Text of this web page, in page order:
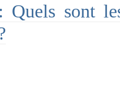
Quels sont